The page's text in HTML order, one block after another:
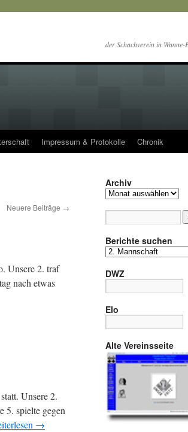
der Schachverein in Wanne-
Impressum & Protokolle Chronik
Neuere Beiträge →
Unsere 2. traf
nach etwas
Unsere 2.
5. spielte gegen
→
Archiv
Archiv
Berichte suchen
Berichte
DWZ
Elo
Alte Vereinsseite